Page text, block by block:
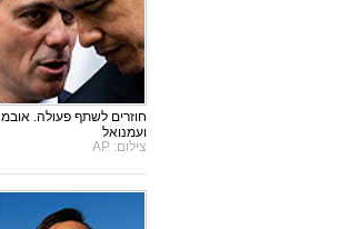
חוזרים לשתף פעולה.
ועמנואל
צילום: AP